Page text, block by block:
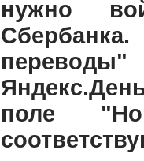
нужно
поле